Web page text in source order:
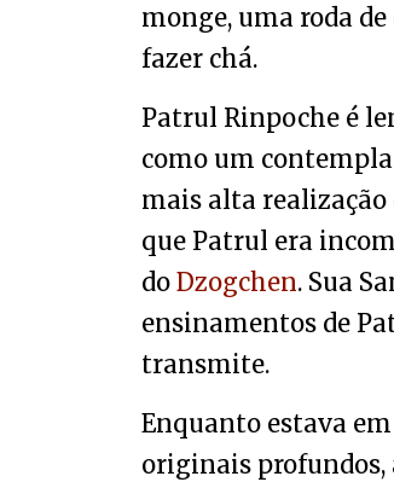
monge, uma roda
fazer chá.
Patrul Rinpoche é
como um
mais alta
que Patrul era
do Dzogchen. Sua
ensinamentos de
transmite.
Enquanto estava
originais profundos,